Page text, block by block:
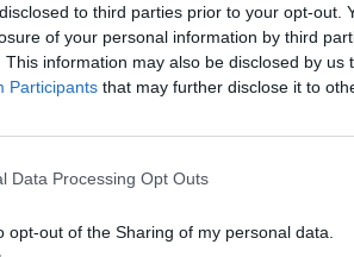
to third parties prior to your opt-out.
of your personal information by third
This information may also be disclosed by us
Participants that may further disclose it to
Data Processing Opt Outs
opt-out of the Sharing of my personal data.
Fatturato per
39 aiuti o contributi pubblici per un
(2020–2026).